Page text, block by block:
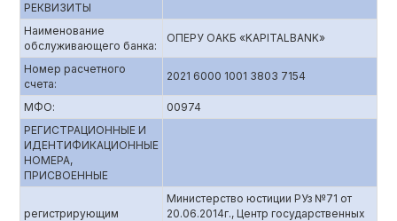
РЕКВИЗИТЫ
Наименование
обслуживающего банка:
ОПЕРУ ОАКБ «KAPITALBANK»
Номер расчетного
счета:
2021 6000 1001 3803 7154
МФО:
00974
РЕГИСТРАЦИОННЫЕ И
ИДЕНТИФИКАЦИОННЫЕ
НОМЕРА,
ПРИСВОЕННЫЕ
регистрирующим
Министерство юстиции РУз №71 от
20.06.2014г., Центр государственных